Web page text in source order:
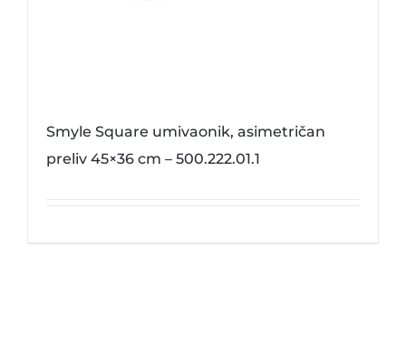
Smyle Square umivaonik, asimetričan
preliv 45×36 cm – 500.222.01.1